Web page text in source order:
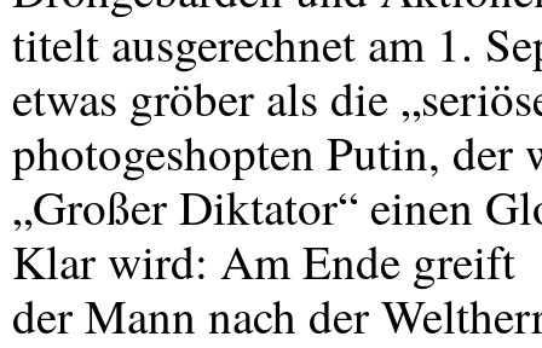
titelt ausgerechnet am 1.
etwas gröber als die
photogeshopten Putin,
„Großer Diktator“ einen
Klar wird: Am Ende greift
der Mann nach der